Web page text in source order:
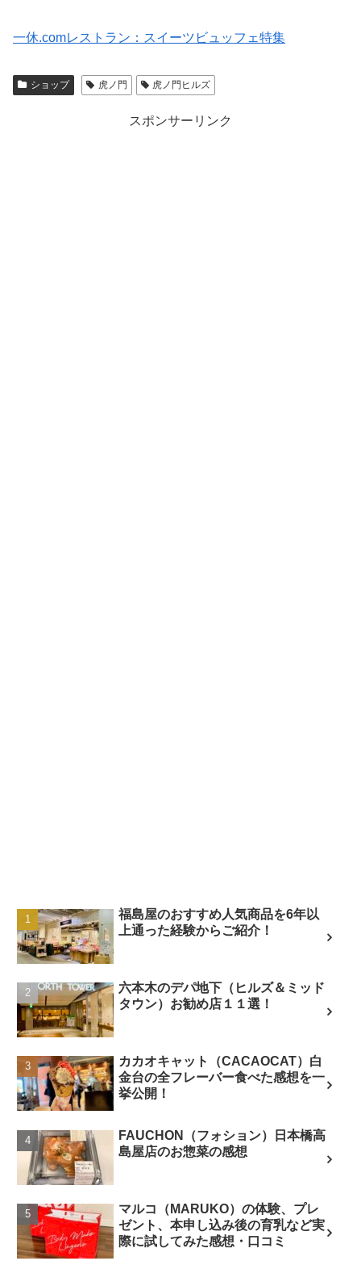
一休.comレストラン：スイーツビュッフェ特集
ショップ 虎ノ門 虎ノ門ヒルズ
スポンサーリンク
福島屋のおすすめ人気商品を6年以
上通った経験からご紹介！
六本木のデパ地下（ヒルズ＆ミッド
タウン）お勧め店１１選！
カカオキャット（CACAOCAT）白
金台の全フレーバー食べた感想を一
挙公開！
FAUCHON（フォション）日本橋高
島屋店のお惣菜の感想
マルコ（MARUKO）の体験、プレ
ゼント、本申し込み後の育乳など実
際に試してみた感想・口コミ